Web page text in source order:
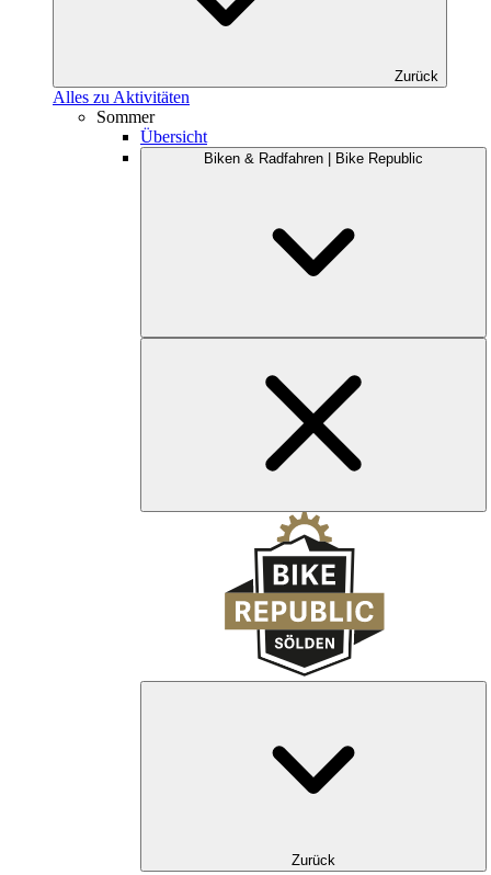
Zurück
Alles zu Aktivitäten
Sommer
Übersicht
Biken & Radfahren | Bike Republic
Zurück